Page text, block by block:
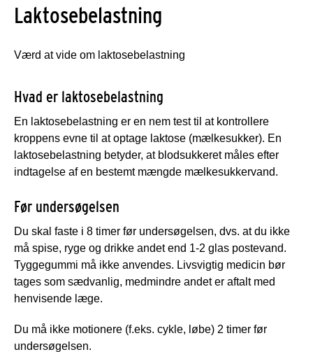
Laktosebelastning
Værd at vide om laktosebelastning
Hvad er laktosebelastning
En laktosebelastning er en nem test til at kontrollere
kroppens evne til at optage laktose (mælkesukker). En
laktosebelastning betyder, at blodsukkeret måles efter
indtagelse af en bestemt mængde mælkesukkervand.
Før undersøgelsen
Du skal faste i 8 timer før undersøgelsen, dvs. at du ikke
må spise, ryge og drikke andet end 1-2 glas postevand.
Tyggegummi må ikke anvendes. Livsvigtig medicin bør
tages som sædvanlig, medmindre andet er aftalt med
henvisende læge.
Du må ikke motionere (f.eks. cykle, løbe) 2 timer før
undersøgelsen.